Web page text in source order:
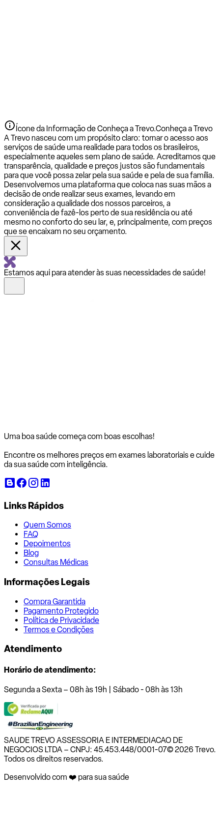
Ícone da Informação de Conheça a Trevo.Conheça a Trevo
A Trevo nasceu com um propósito claro: tornar o acesso aos
serviços de saúde uma realidade para todos os brasileiros,
especialmente aqueles sem plano de saúde. Acreditamos que
transparência, qualidade e preços justos são fundamentais
para que você possa zelar pela sua saúde e pela de sua família.
Desenvolvemos uma plataforma que coloca nas suas mãos a
decisão de onde realizar seus exames, levando em
consideração a qualidade dos nossos parceiros, a
conveniência de fazê-los perto de sua residência ou até
mesmo no conforto do seu lar, e, principalmente, com preços
que se encaixam no seu orçamento.
Estamos aqui para atender às suas necessidades de saúde!
Uma boa saúde começa com boas escolhas!
Encontre os melhores preços em exames laboratoriais e cuide
da sua saúde com inteligência.
Links Rápidos
Quem Somos
FAQ
Depoimentos
Blog
Consultas Médicas
Informações Legais
Compra Garantida
Pagamento Protegido
Política de Privacidade
Termos e Condições
Atendimento
Horário de atendimento:
Segunda a Sexta – 08h às 19h | Sábado - 08h às 13h
SAUDE TREVO ASSESSORIA E INTERMEDIACAO DE
NEGOCIOS LTDA – CNPJ: 45.453.448/0001-07© 2026 Trevo.
Todos os direitos reservados.
Desenvolvido com ❤️ para sua saúde